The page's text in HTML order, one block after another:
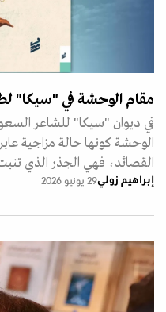
مقام الوحشة في "سيكا"
في ديوان "سيكا" للشاعر
الوحشة كونها حالة مزاجية
القصائد، فهي الجذر الذي
إبراهيم زولي29 يونيو 2026